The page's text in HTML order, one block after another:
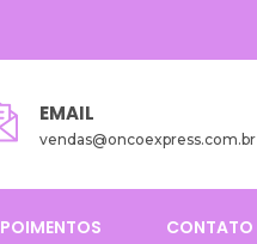
EMAIL
vendas@oncoexpress.com.br
CONTATO